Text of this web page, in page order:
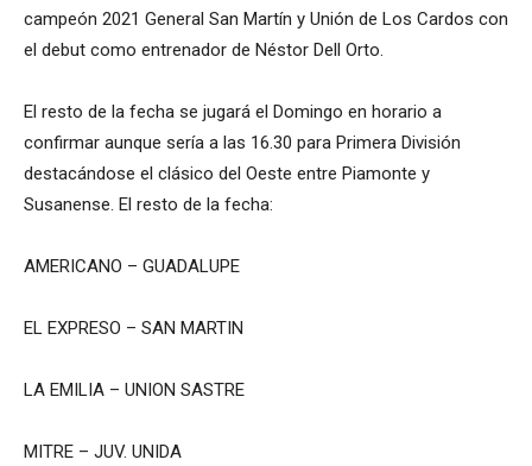
campeón 2021 General San Martín y Unión de Los Cardos con
el debut como entrenador de Néstor Dell Orto.
El resto de la fecha se jugará el Domingo en horario a
confirmar aunque sería a las 16.30 para Primera División
destacándose el clásico del Oeste entre Piamonte y
Susanense. El resto de la fecha:
AMERICANO – GUADALUPE
EL EXPRESO – SAN MARTIN
LA EMILIA – UNION SASTRE
MITRE – JUV. UNIDA